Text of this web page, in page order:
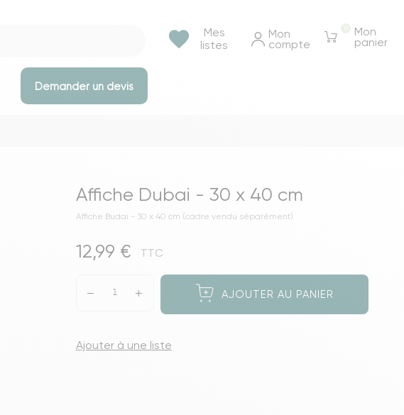
Mes
listes
favorite Mon
compte
Mon
panier
Commodes
Portants & Dressings
Tables basse & appoints
Tables de chevet
Demander un devis
Affiche Dubai - 30 x 40 cm
Affiche Budai - 30 x 40 cm (cadre vendu séparément)
12,99 € TTC
AJOUTER AU PANIER
Ajouter à une liste